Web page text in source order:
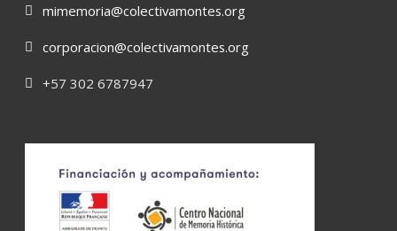
mimemoria@colectivamontes.org
corporacion@colectivamontes.org
+57 302 6787947